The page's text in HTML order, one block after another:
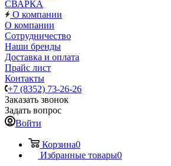
СВАРКА
О компании
О компании
Сотрудничество
Наши бренды
Доставка и оплата
Прайс лист
Контакты
+7 (8352) 73-26-26
Заказать звонок
Задать вопрос
Войти
Корзина0
Избранные товары0